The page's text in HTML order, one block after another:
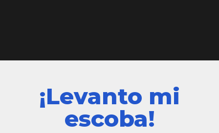
¡Levanto mi
escoba!